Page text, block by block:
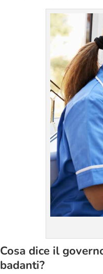
Cosa dice il
badanti?